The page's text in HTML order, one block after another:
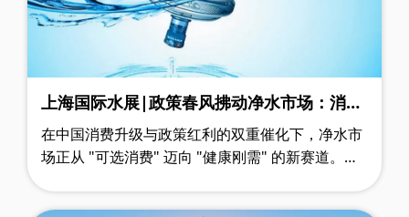
上海国际水展|政策春风拂动净水市场：消费
升级下的行业变革与未来图景
在中国消费升级与政策红利的双重催化下，净水市
场正从 "可选消费" 迈向 "健康刚需" 的新赛道。上